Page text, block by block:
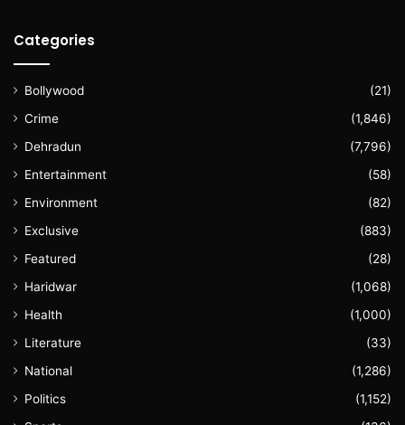
Categories
Bollywood
(21)
Crime
(1,846)
Dehradun
(7,796)
Entertainment
(58)
Environment
(82)
Exclusive
(883)
Featured
(28)
Haridwar
(1,068)
Health
(1,000)
Literature
(33)
National
(1,286)
Politics
(1,152)